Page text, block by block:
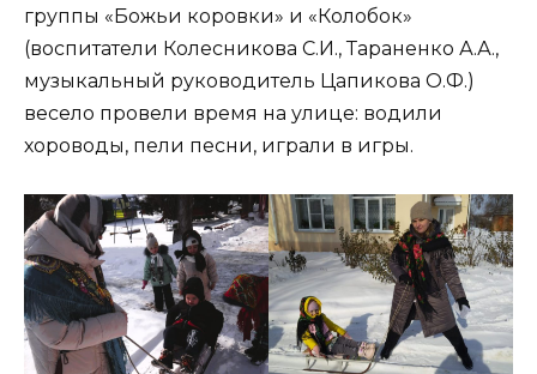
группы «Божьи коровки» и «Колобок»
(воспитатели Колесникова С.И., Тараненко А.А.,
музыкальный руководитель Цапикова О.Ф.)
весело провели время на улице: водили
хороводы, пели песни, играли в игры.